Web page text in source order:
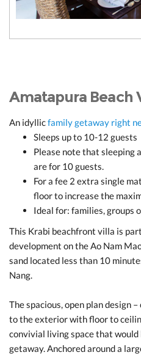
Amatapura Beach
An idyllicfamily getaway right
Sleeps up to 10-12 guests
Please note that sleeping
are for 10 guests.
For a fee 2 extra single
floor to increase the
Ideal for: families, groups
This Krabi beachfront villa is
development on the Ao Nam
sand located less than 10
Nang.
The spacious, open plan design
to the exterior with floor to
convivial living space that
getaway. Anchored around a